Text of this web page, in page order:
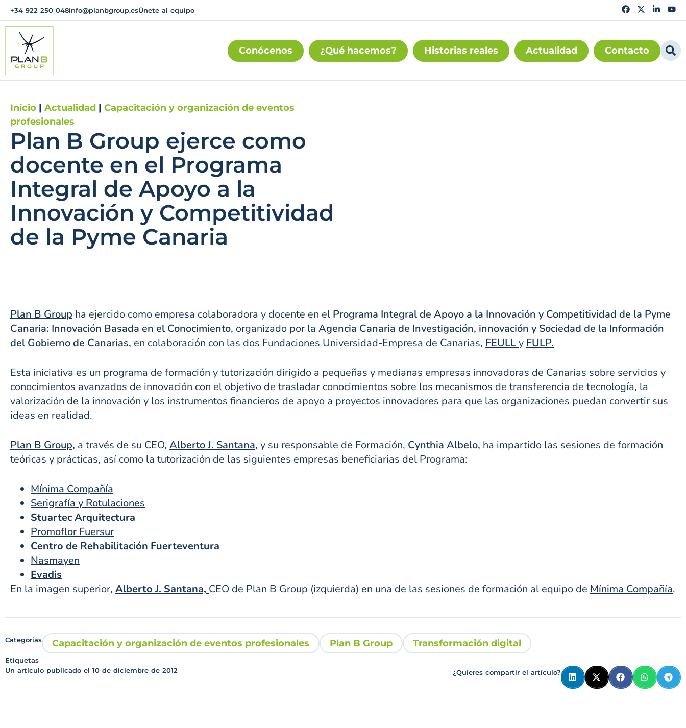
+34 922 250 048info@planbgroup.esÚnete al equipo
Conócenos ¿Qué hacemos? Historias reales Actualidad Contacto
Inicio | Actualidad | Capacitación y organización de eventos
profesionales
Plan B Group ejerce como
docente en el Programa
Integral de Apoyo a la
Innovación y Competitividad
de la Pyme Canaria
Plan B Group ha ejercido como empresa colaboradora y docente en el Programa Integral de Apoyo a la Innovación y Competitividad de la Pyme
Canaria: Innovación Basada en el Conocimiento, organizado por la Agencia Canaria de Investigación, innovación y Sociedad de la Información
del Gobierno de Canarias, en colaboración con las dos Fundaciones Universidad-Empresa de Canarias, FEULLy FULP.
Esta iniciativa es un programa de formación y tutorización dirigido a pequeñas y medianas empresas innovadoras de Canarias sobre servicios y
conocimientos avanzados de innovación con el objetivo de trasladar conocimientos sobre los mecanismos de transferencia de tecnología, la
valorización de la innovación y los instrumentos financieros de apoyo a proyectos innovadores para que las organizaciones puedan convertir sus
ideas en realidad.
Plan B Group, a través de su CEO, Alberto J. Santana, y su responsable de Formación, Cynthia Albelo, ha impartido las sesiones de formación
teóricas y prácticas, así como la tutorización de las siguientes empresas beneficiarias del Programa:
Mínima Compañía
Serigrafía y Rotulaciones
Stuartec Arquitectura
Promoflor Fuersur
Centro de Rehabilitación Fuerteventura
Nasmayen
Evadis
En la imagen superior, Alberto J. Santana, CEO de Plan B Group (izquierda) en una de las sesiones de formación al equipo de Mínima Compañía.
Categorías Capacitación y organización de eventos profesionales Plan B Group Transformación digital
Etiquetas
Un artículo publicado el 10 de diciembre de 2012 ¿Quieres compartir el artículo?